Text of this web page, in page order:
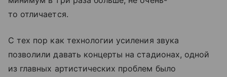
то отличается.
С тех пор как технологии усиления звука
позволили давать концерты на стадионах, одной
из главных артистических проблем было